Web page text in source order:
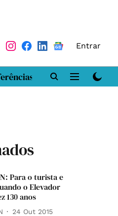
Entrar
DN LAB
Para o turista e
o Elevador
130 anos
24 Out 2015